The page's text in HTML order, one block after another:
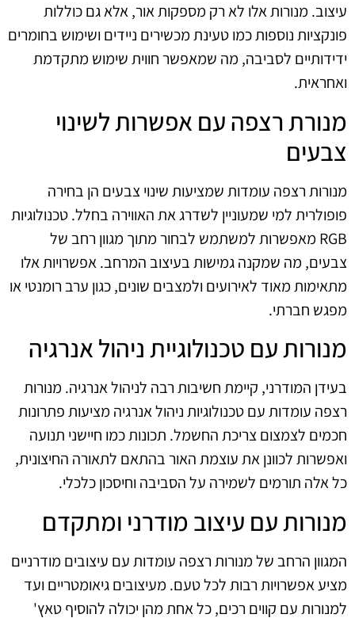
עיצוב. מנורות אלו לא רק מספקות אור, אלא גם כוללות
פונקציות נוספות כמו טעינת מכשירים ניידים ושימוש בחומרים
ידידותיים לסביבה, מה שמאפשר חווית שימוש מתקדמת
ואחראית.
מנורת רצפה עם אפשרות לשינוי
צבעים
מנורות רצפה עומדות שמציעות שינוי צבעים הן בחירה
פופולרית למי שמעוניין לשדרג את האווירה בחלל. טכנולוגיות
RGB מאפשרות למשתמש לבחור מתוך מגוון רחב של
צבעים, מה שמקנה גמישות בעיצוב המרחב. אפשרויות אלו
מתאימות מאוד לאירועים ולמצבים שונים, כגון ערב רומנטי או
מפגש חברתי.
מנורות עם טכנולוגיית ניהול אנרגיה
בעידן המודרני, קיימת חשיבות רבה לניהול אנרגיה. מנורות
רצפה עומדות עם טכנולוגיות ניהול אנרגיה מציעות פתרונות
חכמים לצמצום צריכת החשמל. תכונות כמו חיישני תנועה
ואפשרות לכוונן את עוצמת האור בהתאם לתאורה החיצונית,
כל אלה תורמים לשמירה על הסביבה וחיסכון כלכלי.
מנורות עם עיצוב מודרני ומתקדם
המגוון הרחב של מנורות רצפה עומדות עם עיצובים מודרניים
מציע אפשרויות רבות לכל טעם. מעיצובים גיאומטריים ועד
למנורות עם קווים רכים, כל אחת מהן יכולה להוסיף טאץ'